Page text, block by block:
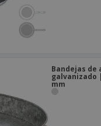
Bandejas de
galvanizado |
mm